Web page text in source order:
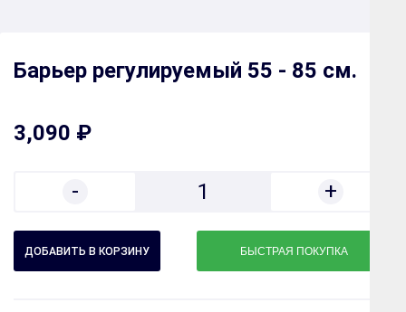
Барьер регулируемый 55 - 85 см.
3,090 ₽
- 1 +
БЫСТРАЯ ПОКУПКА